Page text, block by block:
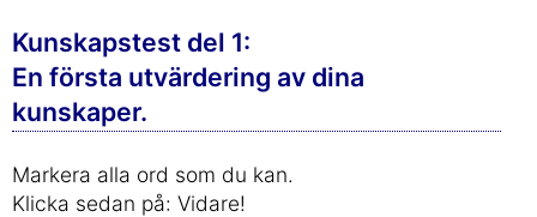
Kunskapstest del 1:
En första utvärdering av dina
kunskaper.
Markera alla ord som du kan.
Klicka sedan på: Vidare!